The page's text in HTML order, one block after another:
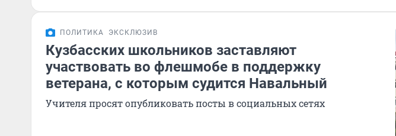
ПОЛИТИКА ЭКСКЛЮЗИВ
Кузбасских школьников заставляют
участвовать во флешмобе в поддержку
ветерана, с которым судится Навальный
Учителя просят опубликовать посты в социальных сетях